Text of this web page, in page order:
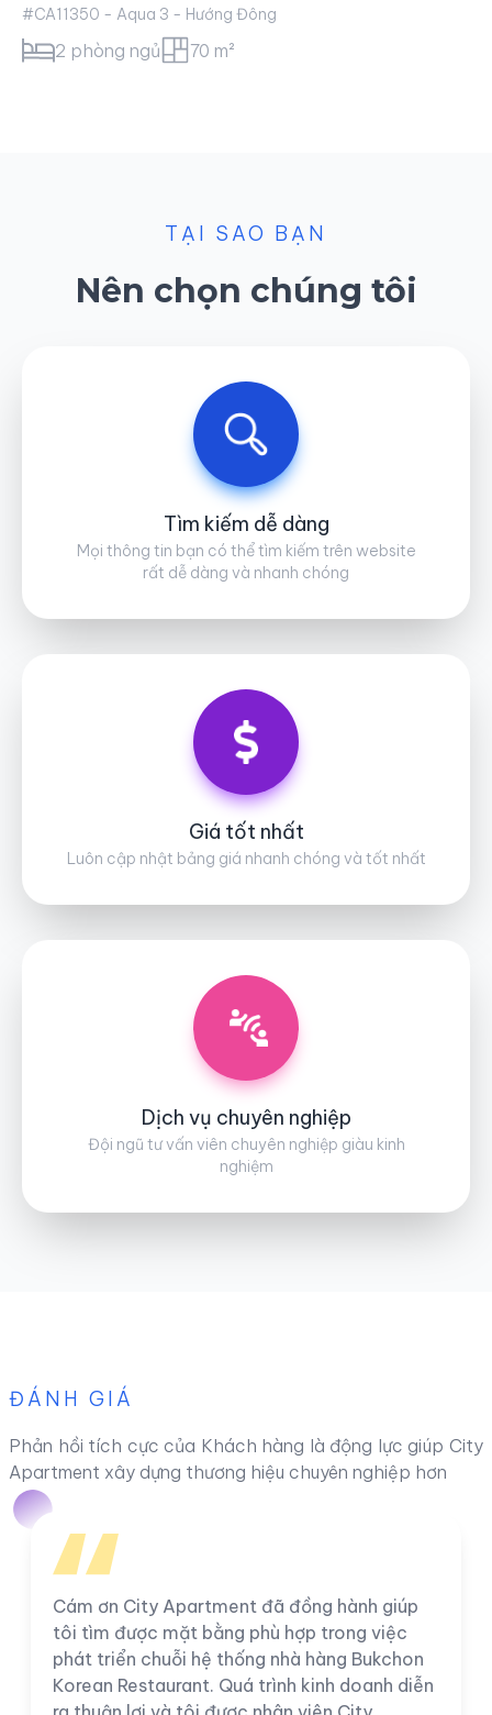
#CA11350 - Aqua 3 - Hướng Đông
2 phòng ngủ 70 m²
TẠI SAO BẠN
Nên chọn chúng tôi
Tìm kiếm dễ dàng
Mọi thông tin bạn có thể tìm kiếm trên website
rất dễ dàng và nhanh chóng
Giá tốt nhất
Luôn cập nhật bảng giá nhanh chóng và tốt nhất
Dịch vụ chuyên nghiệp
Đội ngũ tư vấn viên chuyên nghiệp giàu kinh
nghiệm
ĐÁNH GIÁ
Phản hồi tích cực của Khách hàng là động lực giúp City
Apartment xây dựng thương hiệu chuyên nghiệp hơn
Cám ơn City Apartment đã đồng hành giúp
tôi tìm được mặt bằng phù hợp trong việc
phát triển chuỗi hệ thống nhà hàng Bukchon
Korean Restaurant. Quá trình kinh doanh diễn